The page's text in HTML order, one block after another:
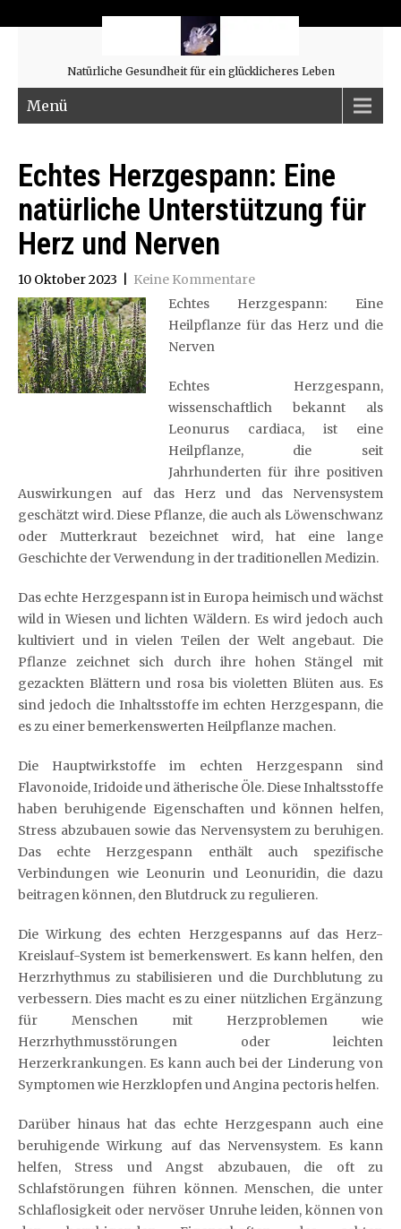
Natürliche Gesundheit für ein glücklicheres Leben
Menü
Echtes Herzgespann: Eine
natürliche Unterstützung für
Herz und Nerven
10 Oktober 2023
Keine Kommentare
Echtes Herzgespann: Eine
Heilpflanze für das Herz und die
Nerven
Echtes Herzgespann,
wissenschaftlich bekannt als
Leonurus cardiaca, ist eine
Heilpflanze, die seit
Jahrhunderten für ihre positiven
Auswirkungen auf das Herz und das Nervensystem
geschätzt wird. Diese Pflanze, die auch als Löwenschwanz
oder Mutterkraut bezeichnet wird, hat eine lange
Geschichte der Verwendung in der traditionellen Medizin.
Das echte Herzgespann ist in Europa heimisch und wächst
wild in Wiesen und lichten Wäldern. Es wird jedoch auch
kultiviert und in vielen Teilen der Welt angebaut. Die
Pflanze zeichnet sich durch ihre hohen Stängel mit
gezackten Blättern und rosa bis violetten Blüten aus. Es
sind jedoch die Inhaltsstoffe im echten Herzgespann, die
es zu einer bemerkenswerten Heilpflanze machen.
Die Hauptwirkstoffe im echten Herzgespann sind
Flavonoide, Iridoide und ätherische Öle. Diese Inhaltsstoffe
haben beruhigende Eigenschaften und können helfen,
Stress abzubauen sowie das Nervensystem zu beruhigen.
Das echte Herzgespann enthält auch spezifische
Verbindungen wie Leonurin und Leonuridin, die dazu
beitragen können, den Blutdruck zu regulieren.
Die Wirkung des echten Herzgespanns auf das Herz-
Kreislauf-System ist bemerkenswert. Es kann helfen, den
Herzrhythmus zu stabilisieren und die Durchblutung zu
verbessern. Dies macht es zu einer nützlichen Ergänzung
für Menschen mit Herzproblemen wie
Herzrhythmusstörungen oder leichten
Herzerkrankungen. Es kann auch bei der Linderung von
Symptomen wie Herzklopfen und Angina pectoris helfen.
Darüber hinaus hat das echte Herzgespann auch eine
beruhigende Wirkung auf das Nervensystem. Es kann
helfen, Stress und Angst abzubauen, die oft zu
Schlafstörungen führen können. Menschen, die unter
Schlaflosigkeit oder nervöser Unruhe leiden, können von